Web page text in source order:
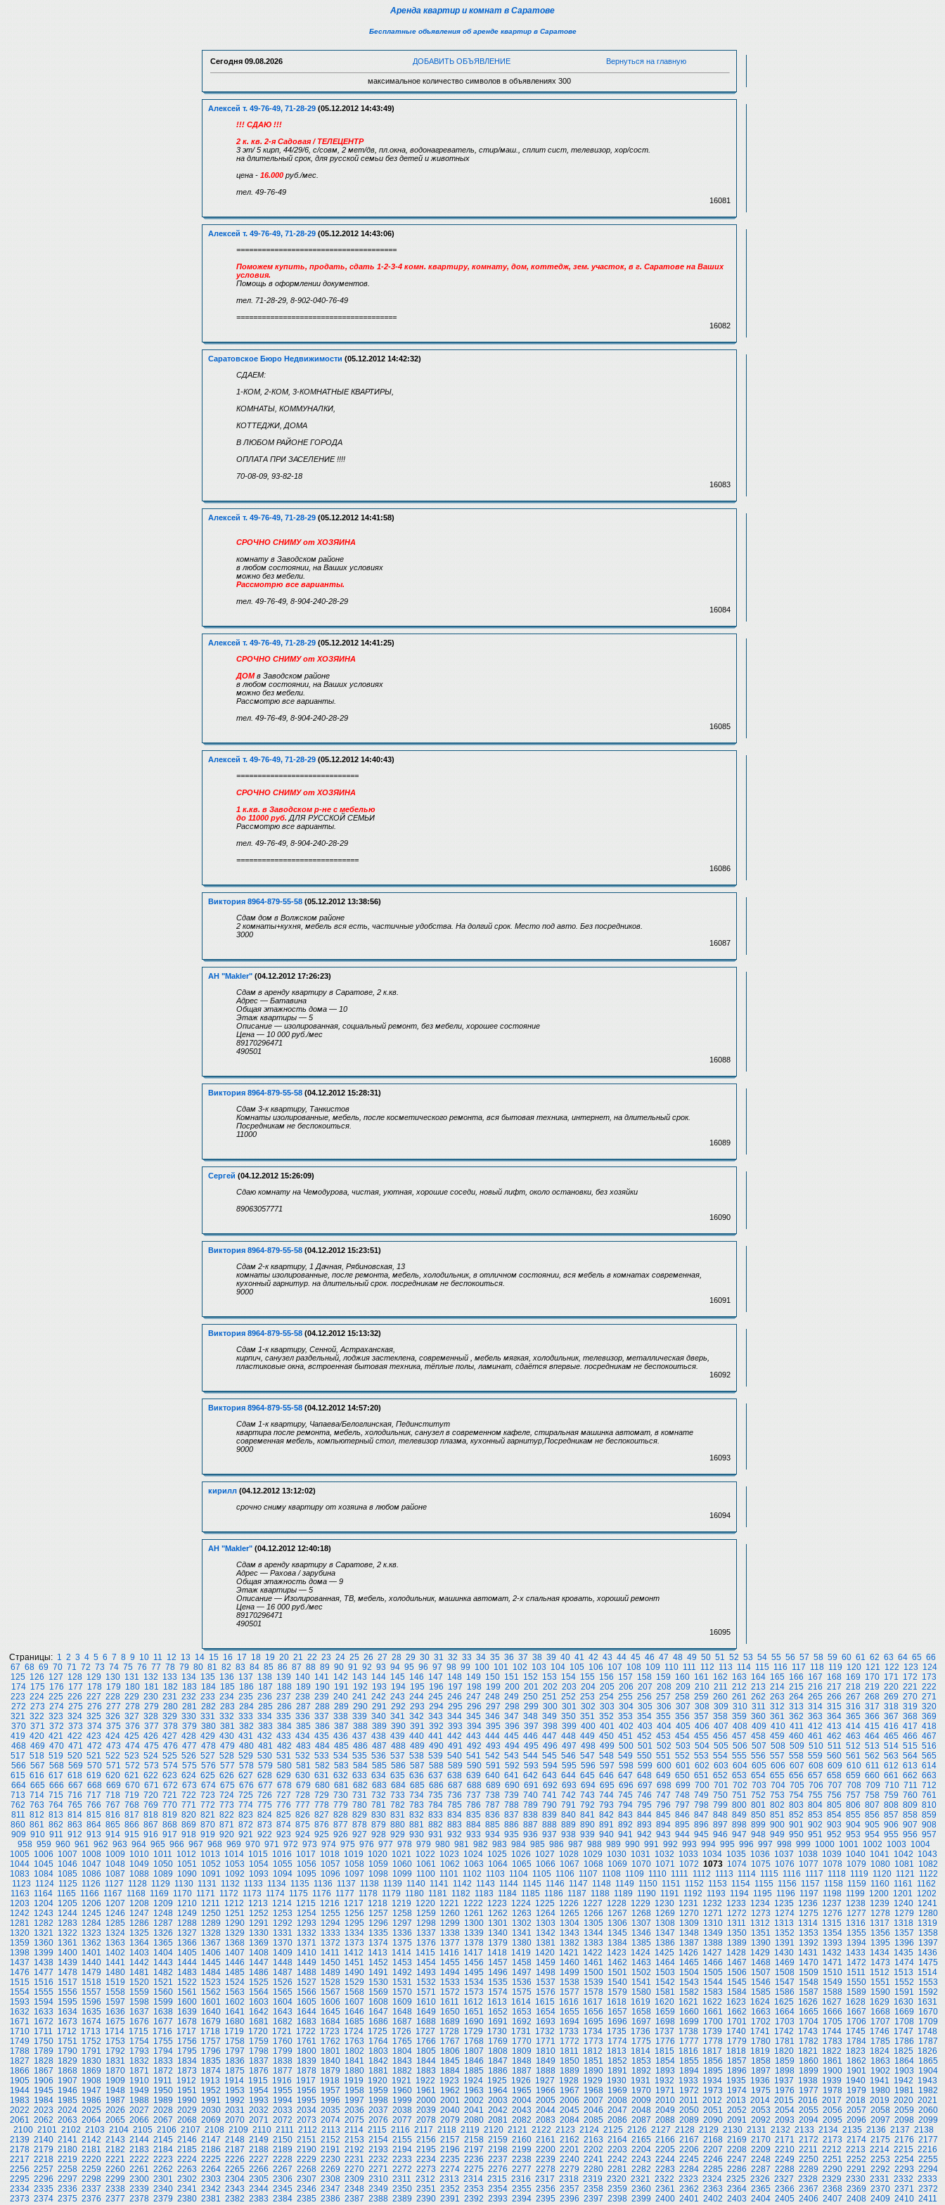
Аренда квартир и комнат в Саратове
Бесплатные объявления об аренде квартир в Саратове
Сегодня 09.08.2026 ДОБАВИТЬ ОБЪЯВЛЕНИЕ Вернуться на главную
максимальное количество символов в объявлениях 300
Алексей т. 49-76-49, 71-28-29 (05.12.2012 14:43:49)
!!! СДАЮ !!!
2 к. кв. 2-я Садовая / ТЕЛЕЦЕНТР
3 эт/ 5 кирп, 44/29/6, с/совм, 2 мет/дв, пл.окна, водонагреватель, стир/маш., сплит сист, телевизор, хор/сост.
на длительный срок, для русской семьи без детей и животных
цена - 16.000 руб./мес.
тел. 49-76-49
16081
Алексей т. 49-76-49, 71-28-29 (05.12.2012 14:43:06)
======================================
Поможем купить, продать, сдать 1-2-3-4 комн. квартиру, комнату, дом, коттедж, зем. участок, в г. Саратове на Ваших
условия.
Помощь в оформлении документов.
тел. 71-28-29, 8-902-040-76-49
======================================
16082
Саратовское Бюро Недвижимости (05.12.2012 14:42:32)
СДАЕМ:
1-КОМ, 2-КОМ, 3-КОМНАТНЫЕ КВАРТИРЫ,
КОМНАТЫ, КОММУНАЛКИ,
КОТТЕДЖИ, ДОМА
В ЛЮБОМ РАЙОНЕ ГОРОДА
ОПЛАТА ПРИ ЗАСЕЛЕНИЕ !!!!
70-08-09, 93-82-18
16083
Алексей т. 49-76-49, 71-28-29 (05.12.2012 14:41:58)
СРОЧНО СНИМУ от ХОЗЯИНА
комнату в Заводском районе
в любом состоянии, на Ваших условиях
можно без мебели.
Рассмотрю все варианты.
тел. 49-76-49, 8-904-240-28-29
16084
Алексей т. 49-76-49, 71-28-29 (05.12.2012 14:41:25)
СРОЧНО СНИМУ от ХОЗЯИНА
ДОМв Заводском районе
в любом состоянии, на Ваших условиях
можно без мебели.
Рассмотрю все варианты.
тел. 49-76-49, 8-904-240-28-29
16085
Алексей т. 49-76-49, 71-28-29 (05.12.2012 14:40:43)
=============================
СРОЧНО СНИМУ от ХОЗЯИНА
1 к.кв. в Заводском р-не с мебелью
до 11000 руб. ДЛЯ РУССКОЙ СЕМЬИ
Рассмотрю все варианты.
тел. 49-76-49, 8-904-240-28-29
=============================
16086
Виктория 8964-879-55-58 (05.12.2012 13:38:56)
Сдам дом в Волжском районе
2 комнаты+кухня, мебель вся есть, частичные удобства. На долгий срок. Место под авто. Без посредников.
3000
16087
АН "Makler" (04.12.2012 17:26:23)
Сдам в аренду квартиру в Саратове, 2 к.кв.
Адрес — Батавина
Общая этажность дома — 10
Этаж квартиры — 5
Описание — изолированная, социальный ремонт, без мебели, хорошее состояние
Цена — 10 000 руб./мес
89170296471
490501
16088
Виктория 8964-879-55-58 (04.12.2012 15:28:31)
Сдам 3-к квартиру, Танкистов
Комнаты изолированные, мебель, после косметического ремонта, вся бытовая техника, интернет, на длительный срок.
Посредникам не беспокоиться.
11000
16089
Сергей (04.12.2012 15:26:09)
Сдаю комнату на Чемодурова, чистая, уютная, хорошие соседи, новый лифт, около остановки, без хозяйки
89063057771
16090
Виктория 8964-879-55-58 (04.12.2012 15:23:51)
Сдам 2-к квартиру, 1 Дачная, Рябиновская, 13
комнаты изолированные, после ремонта, мебель, холодильник, в отличном состоянии, вся мебель в комнатах современная,
кухонный гарнитур. на длительный срок. посредникам не беспокоиться.
9000
16091
Виктория 8964-879-55-58 (04.12.2012 15:13:32)
Сдам 1-к квартиру, Сенной, Астраханская,
кирпич, санузел раздельный, лоджия застеклена, современный , мебель мягкая, холодильник, телевизор, металлическая дверь,
пластиковые окна, встроенная бытовая техника, тёплые полы, ламинат, сдаётся впервые. посредникам не беспокоиться.
16092
Виктория 8964-879-55-58 (04.12.2012 14:57:20)
Сдам 1-к квартиру, Чапаева/Белоглинская, Пединститут
квартира после ремонта, мебель, холодильник, санузел в современном кафеле, стиральная машинка автомат, в комнате
современная мебель, компьютерный стол, телевизор плазма, кухонный гарнитур,Посредникам не беспокоиться.
9000
16093
кирилл (04.12.2012 13:12:02)
срочно сниму квартиру от хозяина в любом районе
16094
АН "Makler" (04.12.2012 12:40:18)
Сдам в аренду квартиру в Саратове, 2 к.кв.
Адрес — Рахова / зарубина
Общая этажность дома — 9
Этаж квартиры — 5
Описание — Изолированная, ТВ, мебель, холодильник, машинка автомат, 2-х спальная кровать, хороший ремонт
Цена — 16 000 руб./мес
89170296471
490501
16095
Страницы: 1 2 3 4 5 6 7 8 9 10 11 12 13 14 15 16 17 18 19 20 21 22 23 24 25 26 27 28 29 30 31 32 33 34 35 36 37 38 39 40 41 42 43 44 45 46 47 48 49 50 51 52 53 54 55 56 57 58 59 60 61 62 63 64 65 66
67 68 69 70 71 72 73 74 75 76 77 78 79 80 81 82 83 84 85 86 87 88 89 90 91 92 93 94 95 96 97 98 99 100 101 102 103 104 105 106 107 108 109 110 111 112 113 114 115 116 117 118 119 120 121 122 123 124
125 126 127 128 129 130 131 132 133 134 135 136 137 138 139 140 141 142 143 144 145 146 147 148 149 150 151 152 153 154 155 156 157 158 159 160 161 162 163 164 165 166 167 168 169 170 171 172 173
174 175 176 177 178 179 180 181 182 183 184 185 186 187 188 189 190 191 192 193 194 195 196 197 198 199 200 201 202 203 204 205 206 207 208 209 210 211 212 213 214 215 216 217 218 219 220 221 222
223 224 225 226 227 228 229 230 231 232 233 234 235 236 237 238 239 240 241 242 243 244 245 246 247 248 249 250 251 252 253 254 255 256 257 258 259 260 261 262 263 264 265 266 267 268 269 270 271
272 273 274 275 276 277 278 279 280 281 282 283 284 285 286 287 288 289 290 291 292 293 294 295 296 297 298 299 300 301 302 303 304 305 306 307 308 309 310 311 312 313 314 315 316 317 318 319 320
321 322 323 324 325 326 327 328 329 330 331 332 333 334 335 336 337 338 339 340 341 342 343 344 345 346 347 348 349 350 351 352 353 354 355 356 357 358 359 360 361 362 363 364 365 366 367 368 369
370 371 372 373 374 375 376 377 378 379 380 381 382 383 384 385 386 387 388 389 390 391 392 393 394 395 396 397 398 399 400 401 402 403 404 405 406 407 408 409 410 411 412 413 414 415 416 417 418
419 420 421 422 423 424 425 426 427 428 429 430 431 432 433 434 435 436 437 438 439 440 441 442 443 444 445 446 447 448 449 450 451 452 453 454 455 456 457 458 459 460 461 462 463 464 465 466 467
468 469 470 471 472 473 474 475 476 477 478 479 480 481 482 483 484 485 486 487 488 489 490 491 492 493 494 495 496 497 498 499 500 501 502 503 504 505 506 507 508 509 510 511 512 513 514 515 516
517 518 519 520 521 522 523 524 525 526 527 528 529 530 531 532 533 534 535 536 537 538 539 540 541 542 543 544 545 546 547 548 549 550 551 552 553 554 555 556 557 558 559 560 561 562 563 564 565
566 567 568 569 570 571 572 573 574 575 576 577 578 579 580 581 582 583 584 585 586 587 588 589 590 591 592 593 594 595 596 597 598 599 600 601 602 603 604 605 606 607 608 609 610 611 612 613 614
615 616 617 618 619 620 621 622 623 624 625 626 627 628 629 630 631 632 633 634 635 636 637 638 639 640 641 642 643 644 645 646 647 648 649 650 651 652 653 654 655 656 657 658 659 660 661 662 663
664 665 666 667 668 669 670 671 672 673 674 675 676 677 678 679 680 681 682 683 684 685 686 687 688 689 690 691 692 693 694 695 696 697 698 699 700 701 702 703 704 705 706 707 708 709 710 711 712
713 714 715 716 717 718 719 720 721 722 723 724 725 726 727 728 729 730 731 732 733 734 735 736 737 738 739 740 741 742 743 744 745 746 747 748 749 750 751 752 753 754 755 756 757 758 759 760 761
762 763 764 765 766 767 768 769 770 771 772 773 774 775 776 777 778 779 780 781 782 783 784 785 786 787 788 789 790 791 792 793 794 795 796 797 798 799 800 801 802 803 804 805 806 807 808 809 810
811 812 813 814 815 816 817 818 819 820 821 822 823 824 825 826 827 828 829 830 831 832 833 834 835 836 837 838 839 840 841 842 843 844 845 846 847 848 849 850 851 852 853 854 855 856 857 858 859
860 861 862 863 864 865 866 867 868 869 870 871 872 873 874 875 876 877 878 879 880 881 882 883 884 885 886 887 888 889 890 891 892 893 894 895 896 897 898 899 900 901 902 903 904 905 906 907 908
909 910 911 912 913 914 915 916 917 918 919 920 921 922 923 924 925 926 927 928 929 930 931 932 933 934 935 936 937 938 939 940 941 942 943 944 945 946 947 948 949 950 951 952 953 954 955 956 957
958 959 960 961 962 963 964 965 966 967 968 969 970 971 972 973 974 975 976 977 978 979 980 981 982 983 984 985 986 987 988 989 990 991 992 993 994 995 996 997 998 999 1000 1001 1002 1003 1004
1005 1006 1007 1008 1009 1010 1011 1012 1013 1014 1015 1016 1017 1018 1019 1020 1021 1022 1023 1024 1025 1026 1027 1028 1029 1030 1031 1032 1033 1034 1035 1036 1037 1038 1039 1040 1041 1042 1043
1044 1045 1046 1047 1048 1049 1050 1051 1052 1053 1054 1055 1056 1057 1058 1059 1060 1061 1062 1063 1064 1065 1066 1067 1068 1069 1070 1071 1072 1073 1074 1075 1076 1077 1078 1079 1080 1081 1082
1083 1084 1085 1086 1087 1088 1089 1090 1091 1092 1093 1094 1095 1096 1097 1098 1099 1100 1101 1102 1103 1104 1105 1106 1107 1108 1109 1110 1111 1112 1113 1114 1115 1116 1117 1118 1119 1120 1121 1122
1123 1124 1125 1126 1127 1128 1129 1130 1131 1132 1133 1134 1135 1136 1137 1138 1139 1140 1141 1142 1143 1144 1145 1146 1147 1148 1149 1150 1151 1152 1153 1154 1155 1156 1157 1158 1159 1160 1161 1162
1163 1164 1165 1166 1167 1168 1169 1170 1171 1172 1173 1174 1175 1176 1177 1178 1179 1180 1181 1182 1183 1184 1185 1186 1187 1188 1189 1190 1191 1192 1193 1194 1195 1196 1197 1198 1199 1200 1201 1202
1203 1204 1205 1206 1207 1208 1209 1210 1211 1212 1213 1214 1215 1216 1217 1218 1219 1220 1221 1222 1223 1224 1225 1226 1227 1228 1229 1230 1231 1232 1233 1234 1235 1236 1237 1238 1239 1240 1241
1242 1243 1244 1245 1246 1247 1248 1249 1250 1251 1252 1253 1254 1255 1256 1257 1258 1259 1260 1261 1262 1263 1264 1265 1266 1267 1268 1269 1270 1271 1272 1273 1274 1275 1276 1277 1278 1279 1280
1281 1282 1283 1284 1285 1286 1287 1288 1289 1290 1291 1292 1293 1294 1295 1296 1297 1298 1299 1300 1301 1302 1303 1304 1305 1306 1307 1308 1309 1310 1311 1312 1313 1314 1315 1316 1317 1318 1319
1320 1321 1322 1323 1324 1325 1326 1327 1328 1329 1330 1331 1332 1333 1334 1335 1336 1337 1338 1339 1340 1341 1342 1343 1344 1345 1346 1347 1348 1349 1350 1351 1352 1353 1354 1355 1356 1357 1358
1359 1360 1361 1362 1363 1364 1365 1366 1367 1368 1369 1370 1371 1372 1373 1374 1375 1376 1377 1378 1379 1380 1381 1382 1383 1384 1385 1386 1387 1388 1389 1390 1391 1392 1393 1394 1395 1396 1397
1398 1399 1400 1401 1402 1403 1404 1405 1406 1407 1408 1409 1410 1411 1412 1413 1414 1415 1416 1417 1418 1419 1420 1421 1422 1423 1424 1425 1426 1427 1428 1429 1430 1431 1432 1433 1434 1435 1436
1437 1438 1439 1440 1441 1442 1443 1444 1445 1446 1447 1448 1449 1450 1451 1452 1453 1454 1455 1456 1457 1458 1459 1460 1461 1462 1463 1464 1465 1466 1467 1468 1469 1470 1471 1472 1473 1474 1475
1476 1477 1478 1479 1480 1481 1482 1483 1484 1485 1486 1487 1488 1489 1490 1491 1492 1493 1494 1495 1496 1497 1498 1499 1500 1501 1502 1503 1504 1505 1506 1507 1508 1509 1510 1511 1512 1513 1514
1515 1516 1517 1518 1519 1520 1521 1522 1523 1524 1525 1526 1527 1528 1529 1530 1531 1532 1533 1534 1535 1536 1537 1538 1539 1540 1541 1542 1543 1544 1545 1546 1547 1548 1549 1550 1551 1552 1553
1554 1555 1556 1557 1558 1559 1560 1561 1562 1563 1564 1565 1566 1567 1568 1569 1570 1571 1572 1573 1574 1575 1576 1577 1578 1579 1580 1581 1582 1583 1584 1585 1586 1587 1588 1589 1590 1591 1592
1593 1594 1595 1596 1597 1598 1599 1600 1601 1602 1603 1604 1605 1606 1607 1608 1609 1610 1611 1612 1613 1614 1615 1616 1617 1618 1619 1620 1621 1622 1623 1624 1625 1626 1627 1628 1629 1630 1631
1632 1633 1634 1635 1636 1637 1638 1639 1640 1641 1642 1643 1644 1645 1646 1647 1648 1649 1650 1651 1652 1653 1654 1655 1656 1657 1658 1659 1660 1661 1662 1663 1664 1665 1666 1667 1668 1669 1670
1671 1672 1673 1674 1675 1676 1677 1678 1679 1680 1681 1682 1683 1684 1685 1686 1687 1688 1689 1690 1691 1692 1693 1694 1695 1696 1697 1698 1699 1700 1701 1702 1703 1704 1705 1706 1707 1708 1709
1710 1711 1712 1713 1714 1715 1716 1717 1718 1719 1720 1721 1722 1723 1724 1725 1726 1727 1728 1729 1730 1731 1732 1733 1734 1735 1736 1737 1738 1739 1740 1741 1742 1743 1744 1745 1746 1747 1748
1749 1750 1751 1752 1753 1754 1755 1756 1757 1758 1759 1760 1761 1762 1763 1764 1765 1766 1767 1768 1769 1770 1771 1772 1773 1774 1775 1776 1777 1778 1779 1780 1781 1782 1783 1784 1785 1786 1787
1788 1789 1790 1791 1792 1793 1794 1795 1796 1797 1798 1799 1800 1801 1802 1803 1804 1805 1806 1807 1808 1809 1810 1811 1812 1813 1814 1815 1816 1817 1818 1819 1820 1821 1822 1823 1824 1825 1826
1827 1828 1829 1830 1831 1832 1833 1834 1835 1836 1837 1838 1839 1840 1841 1842 1843 1844 1845 1846 1847 1848 1849 1850 1851 1852 1853 1854 1855 1856 1857 1858 1859 1860 1861 1862 1863 1864 1865
1866 1867 1868 1869 1870 1871 1872 1873 1874 1875 1876 1877 1878 1879 1880 1881 1882 1883 1884 1885 1886 1887 1888 1889 1890 1891 1892 1893 1894 1895 1896 1897 1898 1899 1900 1901 1902 1903 1904
1905 1906 1907 1908 1909 1910 1911 1912 1913 1914 1915 1916 1917 1918 1919 1920 1921 1922 1923 1924 1925 1926 1927 1928 1929 1930 1931 1932 1933 1934 1935 1936 1937 1938 1939 1940 1941 1942 1943
1944 1945 1946 1947 1948 1949 1950 1951 1952 1953 1954 1955 1956 1957 1958 1959 1960 1961 1962 1963 1964 1965 1966 1967 1968 1969 1970 1971 1972 1973 1974 1975 1976 1977 1978 1979 1980 1981 1982
1983 1984 1985 1986 1987 1988 1989 1990 1991 1992 1993 1994 1995 1996 1997 1998 1999 2000 2001 2002 2003 2004 2005 2006 2007 2008 2009 2010 2011 2012 2013 2014 2015 2016 2017 2018 2019 2020 2021
2022 2023 2024 2025 2026 2027 2028 2029 2030 2031 2032 2033 2034 2035 2036 2037 2038 2039 2040 2041 2042 2043 2044 2045 2046 2047 2048 2049 2050 2051 2052 2053 2054 2055 2056 2057 2058 2059 2060
2061 2062 2063 2064 2065 2066 2067 2068 2069 2070 2071 2072 2073 2074 2075 2076 2077 2078 2079 2080 2081 2082 2083 2084 2085 2086 2087 2088 2089 2090 2091 2092 2093 2094 2095 2096 2097 2098 2099
2100 2101 2102 2103 2104 2105 2106 2107 2108 2109 2110 2111 2112 2113 2114 2115 2116 2117 2118 2119 2120 2121 2122 2123 2124 2125 2126 2127 2128 2129 2130 2131 2132 2133 2134 2135 2136 2137 2138
2139 2140 2141 2142 2143 2144 2145 2146 2147 2148 2149 2150 2151 2152 2153 2154 2155 2156 2157 2158 2159 2160 2161 2162 2163 2164 2165 2166 2167 2168 2169 2170 2171 2172 2173 2174 2175 2176 2177
2178 2179 2180 2181 2182 2183 2184 2185 2186 2187 2188 2189 2190 2191 2192 2193 2194 2195 2196 2197 2198 2199 2200 2201 2202 2203 2204 2205 2206 2207 2208 2209 2210 2211 2212 2213 2214 2215 2216
2217 2218 2219 2220 2221 2222 2223 2224 2225 2226 2227 2228 2229 2230 2231 2232 2233 2234 2235 2236 2237 2238 2239 2240 2241 2242 2243 2244 2245 2246 2247 2248 2249 2250 2251 2252 2253 2254 2255
2256 2257 2258 2259 2260 2261 2262 2263 2264 2265 2266 2267 2268 2269 2270 2271 2272 2273 2274 2275 2276 2277 2278 2279 2280 2281 2282 2283 2284 2285 2286 2287 2288 2289 2290 2291 2292 2293 2294
2295 2296 2297 2298 2299 2300 2301 2302 2303 2304 2305 2306 2307 2308 2309 2310 2311 2312 2313 2314 2315 2316 2317 2318 2319 2320 2321 2322 2323 2324 2325 2326 2327 2328 2329 2330 2331 2332 2333
2334 2335 2336 2337 2338 2339 2340 2341 2342 2343 2344 2345 2346 2347 2348 2349 2350 2351 2352 2353 2354 2355 2356 2357 2358 2359 2360 2361 2362 2363 2364 2365 2366 2367 2368 2369 2370 2371 2372
2373 2374 2375 2376 2377 2378 2379 2380 2381 2382 2383 2384 2385 2386 2387 2388 2389 2390 2391 2392 2393 2394 2395 2396 2397 2398 2399 2400 2401 2402 2403 2404 2405 2406 2407 2408 2409 2410 2411